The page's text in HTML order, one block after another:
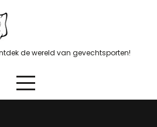
de wereld van gevechtsporten!